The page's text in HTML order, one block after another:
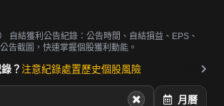
自結獲利公告紀錄：公告時間、自結損益、EPS、
告截圖，快速掌握個股獲利動能。
？ 注意紀錄處置歷史個股風險
月曆